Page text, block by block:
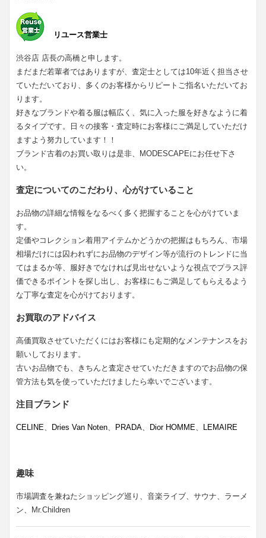
リユース営業士
渋谷店 店長の高橋と申します。
まだまだ若輩者ではありますが、査定士としては10年近く担当させ
ていただいており、多くのお客様からリピートご指名いただいてお
ります。
好きなブランドや着る服は幅広く、気に入った服を好きなように着
るタイプです。日々の接客・査定時にお客様にご満足していただけ
ますよう努力しています！！
ブランド古着のお買い取りは是非、MODESCAPEにお任せ下さ
い。
査定についてのこだわり、心がけていること
お品物の詳細な情報をなるべく多く把握することを心がけていま
す。
定価やコレクション着用アイテムかどうかの把握はもちろん、市場
相場だけには囚われずにお品物のデザイン等が流行のトレンドに当
てはまるか等、服好きでなければ見出せないような視点でプラス評
価できるポイントを探し出し、お客様にもご満足してもらえるよう
な丁寧な査定を心がけております。
お買取のアドバイス
高価買取させていただくにはお客様にも定期的なメンテナンスをお
願いしております。
古いお品物でも、きちんと査定させていただきますのでお品物の保
管方法も気を使っていただけましたら幸いでございます。
注目ブランド
CELINE、 Dries Van Noten、 PRADA、 Dior HOMME、 LEMAIRE
趣味
市場調査を兼ねたショッピング巡り、音楽ライブ、サウナ、ラーメ
ン、Mr.Children